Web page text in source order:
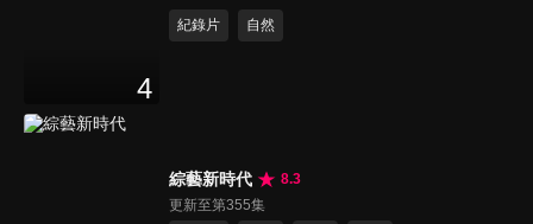
4
紀錄片 自然
綜藝新時代
8.3
更新至第355集